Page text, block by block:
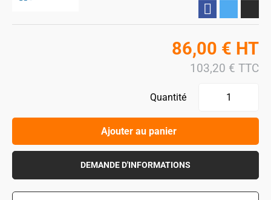
86,00 € HT
103,20 € TTC
Quantité
Ajouter au panier
DEMANDE D'INFORMATIONS